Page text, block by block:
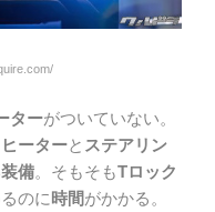
ターがついていない。
ーターと ステアリン
装備。そもそもTロック
のに時間がかかる。